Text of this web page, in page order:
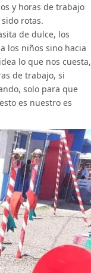
y horas de trabajo
rotas.
de dulce, los
los niños sino hacia
lo que nos cuesta,
de trabajo, si
solo para que
es nuestro es